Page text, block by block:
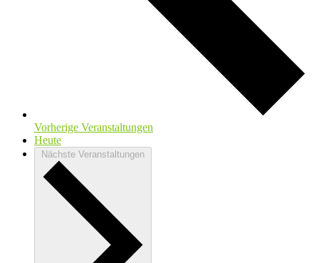
Vorherige Veranstaltungen
Heute
Nächste Veranstaltungen